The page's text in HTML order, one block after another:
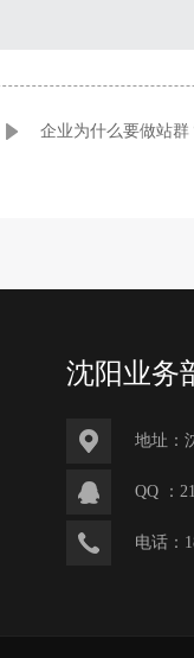
企业为什么要做站群
沈阳业务
地址：
QQ ：
电话：